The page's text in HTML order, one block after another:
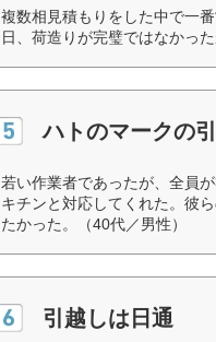
複数相見積もりをした中で一
日、荷造りが完璧ではなかっ
ハトのマークの
若い作業者であったが、全員
キチンと対応してくれた。彼
たかった。（40代／男性）
引越しは日通